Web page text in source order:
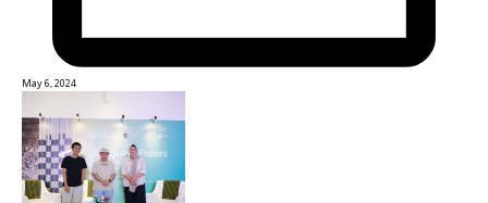
May 6, 2024